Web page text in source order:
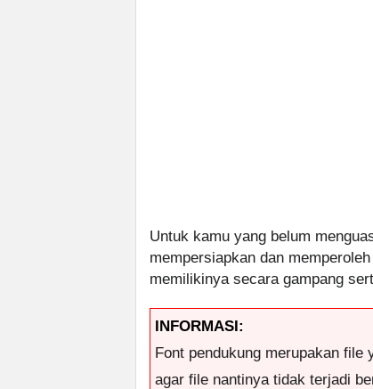
Untuk kamu yang belum
mempersiapkan dan
memilikinya secara gampang
INFORMASI:
Font pendukung merupakan file
agar file nantinya tidak terjadi